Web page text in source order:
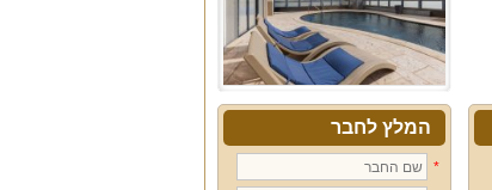
המלץ לחבר
*